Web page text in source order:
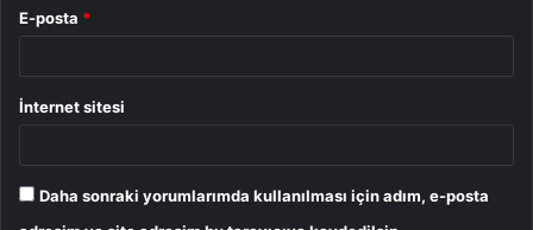
E-posta *
İnternet sitesi
Daha sonraki yorumlarımda kullanılması için adım, e-posta